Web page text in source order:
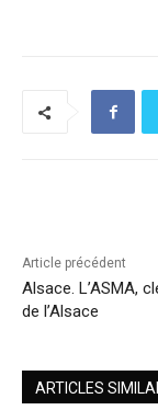
Article précédent
Alsace. L’ASMA,
de l’Alsace
ARTICLES